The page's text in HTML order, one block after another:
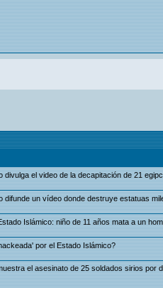
divulga el video de la decapitación de 21
difunde un vídeo donde destruye estatuas
Islámico: niño de 11 años mata a un
por el Estado Islámico?
el asesinato de 25 soldados sirios por